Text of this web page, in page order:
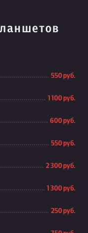
550 руб.
1 100 руб.
600 руб.
550 руб.
2 300 руб.
1 300 руб.
250 руб.